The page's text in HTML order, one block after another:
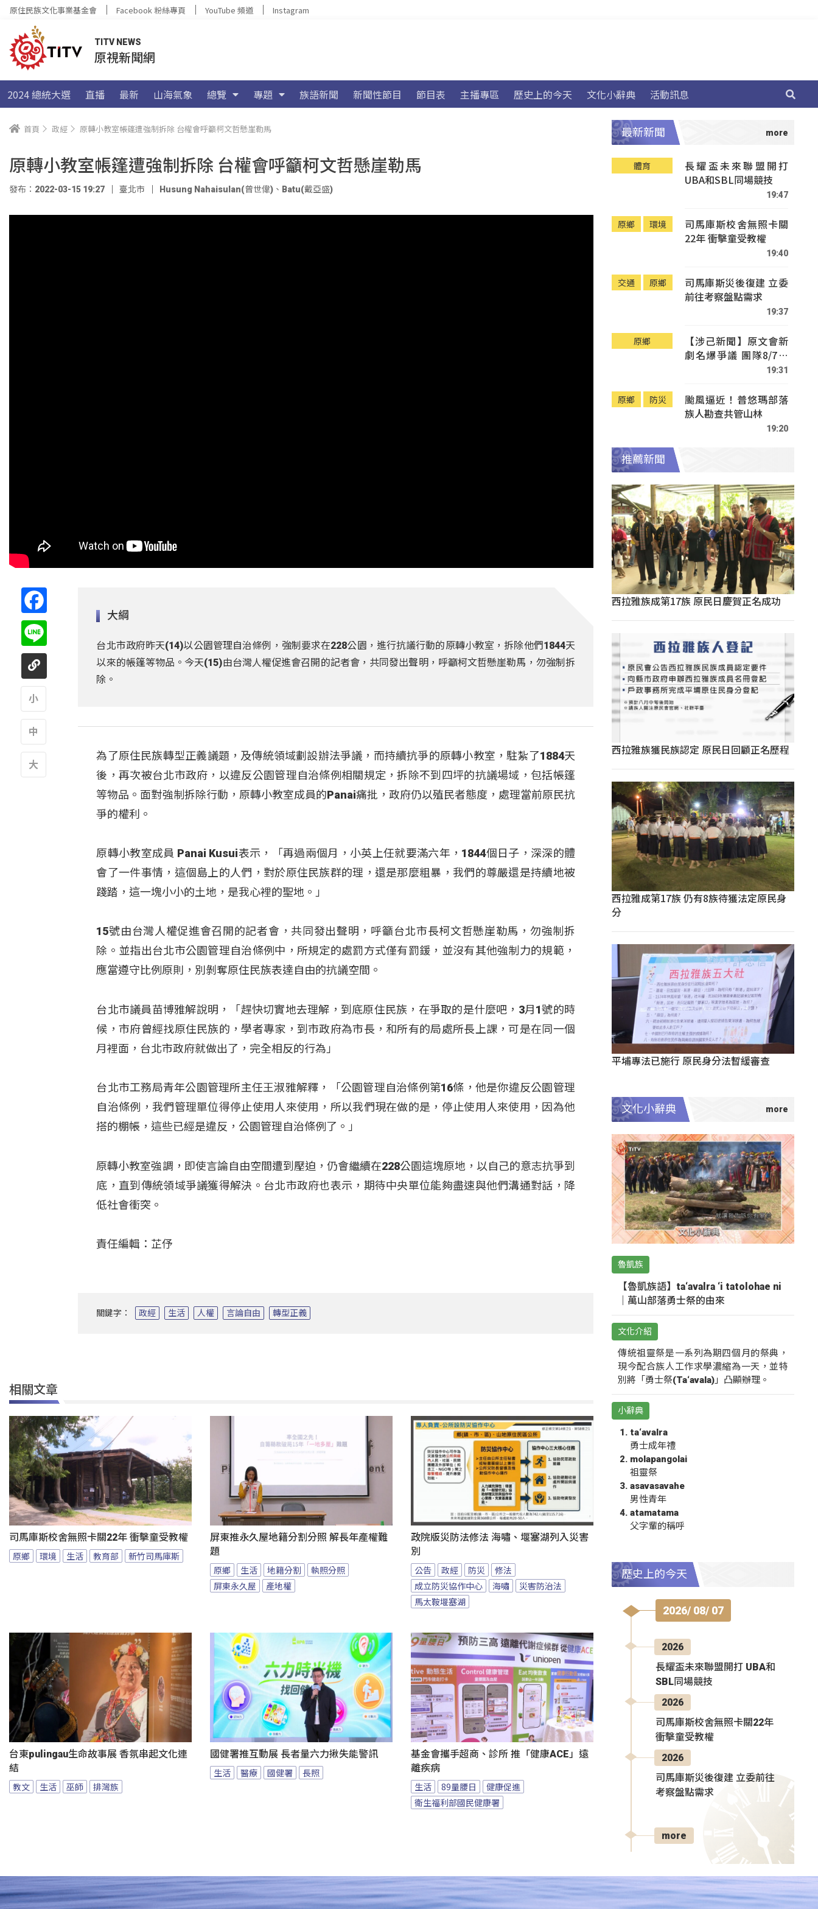
原住民族文化事業基金會 Facebook 粉絲專頁 YouTube 頻道 Instagram
TITV NEWS
原視新聞網
2024 總統大選 直播 最新 山海氣象 總覽 專題 族語新聞 新聞性節目 節目表 主播專區 歷史上的今天 文化小辭典 活動訊息
首頁 政經 原轉小教室帳篷遭強制拆除 台權會呼籲柯文哲懸崖勒馬
原轉小教室帳篷遭強制拆除 台權會呼籲柯文哲懸崖勒馬
發布：2022-03-15 19:27 臺北市 Husung Nahaisulan(曾世偉) 、 Batu(戴亞盛)
大綱
台北市政府昨天(14)以公園管理自治條例，強制要求在228公園，進行抗議行動的原轉小教室，拆除他們1844天
以來的帳篷等物品。今天(15)由台灣人權促進會召開的記者會，共同發出聲明，呼籲柯文哲懸崖勒馬，勿強制拆
除。
為了原住民族轉型正義議題，及傳統領域劃設辦法爭議，而持續抗爭的原轉小教室，駐紮了1884天
後，再次被台北市政府，以違反公園管理自治條例相關規定，拆除不到四坪的抗議場域，包括帳篷
等物品。面對強制拆除行動，原轉小教室成員的Panai痛批，政府仍以殖民者態度，處理當前原民抗
爭的權利。
原轉小教室成員 Panai Kusui表示，「再過兩個月，小英上任就要滿六年，1844個日子，深深的體
會了一件事情，這個島上的人們，對於原住民族群的理，還是那麼粗暴，我們的尊嚴還是持續地被
踐踏，這一塊小小的土地，是我心裡的聖地。」
15號由台灣人權促進會召開的記者會，共同發出聲明，呼籲台北市長柯文哲懸崖勒馬，勿強制拆
除。並指出台北市公園管理自治條例中，所規定的處罰方式僅有罰鍰，並沒有其他強制力的規範，
應當遵守比例原則，別剝奪原住民族表達自由的抗議空間。
台北市議員苗博雅解說明，「趕快切實地去理解，到底原住民族，在爭取的是什麼吧，3月1號的時
候，市府曾經找原住民族的，學者專家，到市政府為市長，和所有的局處所長上課，可是在同一個
月裡面，台北市政府就做出了，完全相反的行為」
台北市工務局青年公園管理所主任王淑雅解釋，「公園管理自治條例第16條，他是你違反公園管理
自治條例，我們管理單位得停止使用人來使用，所以我們現在做的是，停止使用人來使用，因為他
搭的棚帳，這些已經是違反，公園管理自治條例了。」
原轉小教室強調，即使言論自由空間遭到壓迫，仍會繼續在228公園這塊原地，以自己的意志抗爭到
底，直到傳統領域爭議獲得解決。台北市政府也表示，期待中央單位能夠盡速與他們溝通對話，降
低社會衝突。
責任編輯：芷伃
關鍵字： 政經 生活 人權 言論自由 轉型正義
相關文章
司馬庫斯校舍無照卡關22年 衝擊童受教權
原鄉 環境 生活 教育部 新竹司馬庫斯
屏東推永久屋地籍分割分照 解長年產權難
題
原鄉 生活 地籍分割
執照分照
屏東永久屋
產地權
政院版災防法修法 海嘯、堰塞湖列入災害
別
公告 政經 防災
修法
成立防災協作中心
海嘯
災害防治法
馬太鞍堰塞湖
台東pulingau生命故事展 香氛串起文化連
結
教文 生活 巫師 排灣族
國健署推互動展 長者量六力揪失能警訊
生活 醫療 國健署 長照
基金會攜手超商、診所 推「健康ACE」遠
離疾病
生活 89量腰日
健康促進
衛生福利部國民健康署
最新新聞
體育
長耀盃未來聯盟開打
UBA和SBL同場競技
19:47
原鄉 環境
司馬庫斯校舍無照卡關
22年 衝擊童受教權
19:40
交通 原鄉
司馬庫斯災後復建 立委
前往考察盤點需求
19:37
原鄉
【涉己新聞】原文會新
劇名爆爭議 團隊8/7赴
19:31
原鄉 防災
颱風逼近！普悠瑪部落
族人勘查共管山林
19:20
推薦新聞
西拉雅族成第17族 原民日慶賀正名成功
西拉雅族獲民族認定 原民日回顧正名歷程
西拉雅成第17族 仍有8族待獲法定原民身
分
平埔專法已施行 原民身分法暫緩審查
文化小辭典
魯凱族
【魯凱族語】ta‘avalra ‘i tatolohae ni
｜萬山部落勇士祭的由來
文化介紹
傳統祖靈祭是一系列為期四個月的祭典，
現今配合族人工作求學濃縮為一天，並特
別將「勇士祭(Ta‘avala)」凸顯辦理。
小辭典
ta‘avalra
勇士成年禮
molapangolai
祖靈祭
asavasavahe
男性青年
atamatama
父字輩的稱呼
歷史上的今天
2026/ 08/ 07
2026
長耀盃未來聯盟開打 UBA和
SBL同場競技
2026
司馬庫斯校舍無照卡關22年
衝擊童受教權
2026
司馬庫斯災後復建 立委前往
考察盤點需求
more